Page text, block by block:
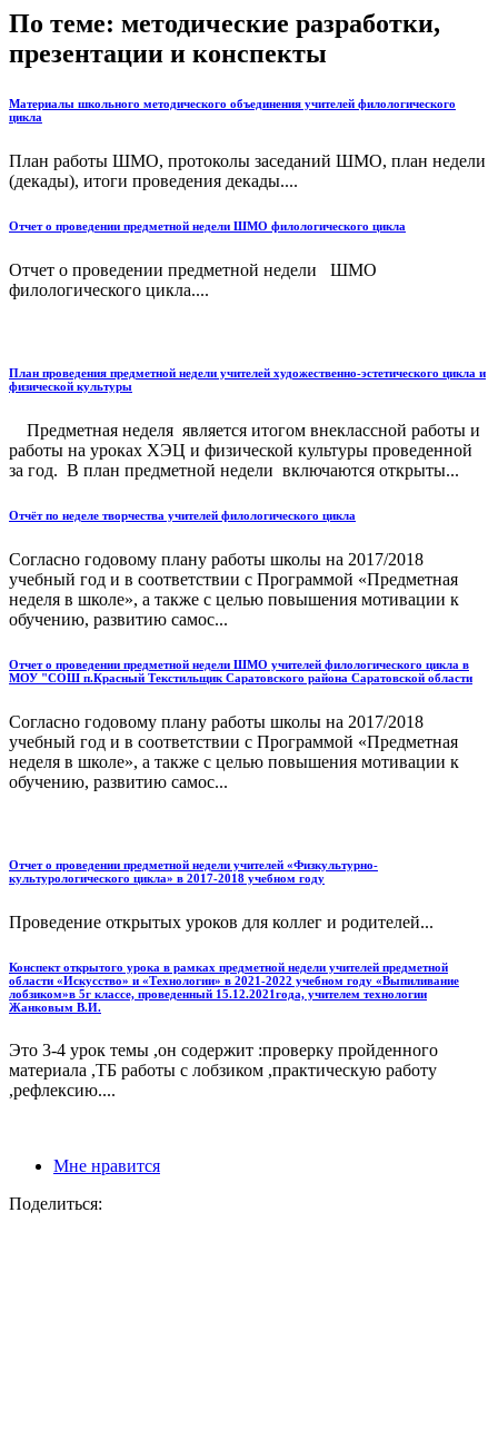
По теме: методические разработки,
презентации и конспекты
Материалы школьного методического объединения учителей филологического
цикла
План работы ШМО, протоколы заседаний ШМО, план недели
(декады), итоги проведения декады....
Отчет о проведении предметной недели ШМО филологического цикла
Отчет о проведении предметной недели ШМО
филологического цикла....
План проведения предметной недели учителей художественно-эстетического цикла и
физической культуры
Предметная неделя является итогом внеклассной работы и
работы на уроках ХЭЦ и физической культуры проведенной
за год. В план предметной недели включаются открыты...
Отчёт по неделе творчества учителей филологического цикла
Согласно годовому плану работы школы на 2017/2018
учебный год и в соответствии с Программой «Предметная
неделя в школе», а также с целью повышения мотивации к
обучению, развитию самос...
Отчет о проведении предметной недели ШМО учителей филологического цикла в
МОУ "СОШ п.Красный Текстильщик Саратовского района Саратовской области
Согласно годовому плану работы школы на 2017/2018
учебный год и в соответствии с Программой «Предметная
неделя в школе», а также с целью повышения мотивации к
обучению, развитию самос...
Отчет о проведении предметной недели учителей «Физкультурно-
культурологического цикла» в 2017-2018 учебном году
Проведение открытых уроков для коллег и родителей...
Конспект открытого урока в рамках предметной недели учителей предметной
области «Искусство» и «Технологии» в 2021-2022 учебном году «Выпиливание
лобзиком»в 5г классе, проведенный 15.12.2021года, учителем технологии
Жанковым В.И.
Это 3-4 урок темы ,он содержит :проверку пройденного
материала ,ТБ работы с лобзиком ,практическую работу
,рефлексию....
Мне нравится
Поделиться: